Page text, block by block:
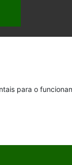
para o